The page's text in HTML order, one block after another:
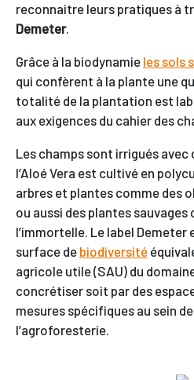
reconnaitre leurs pratiques à
Demeter.
Grâce à la biodynamie les sols
qui confèrent à la plante une
totalité de la plantation est
aux exigences du cahier des
Les champs sont irrigués avec
l’Aloé Vera est cultivé en
arbres et plantes comme des
ou aussi des plantes sauvages
l’immortelle. Le label Demeter
surface de biodiversité
agricole utile (SAU) du
concrétiser soit par des
mesures spécifiques au sein
l’agroforesterie.